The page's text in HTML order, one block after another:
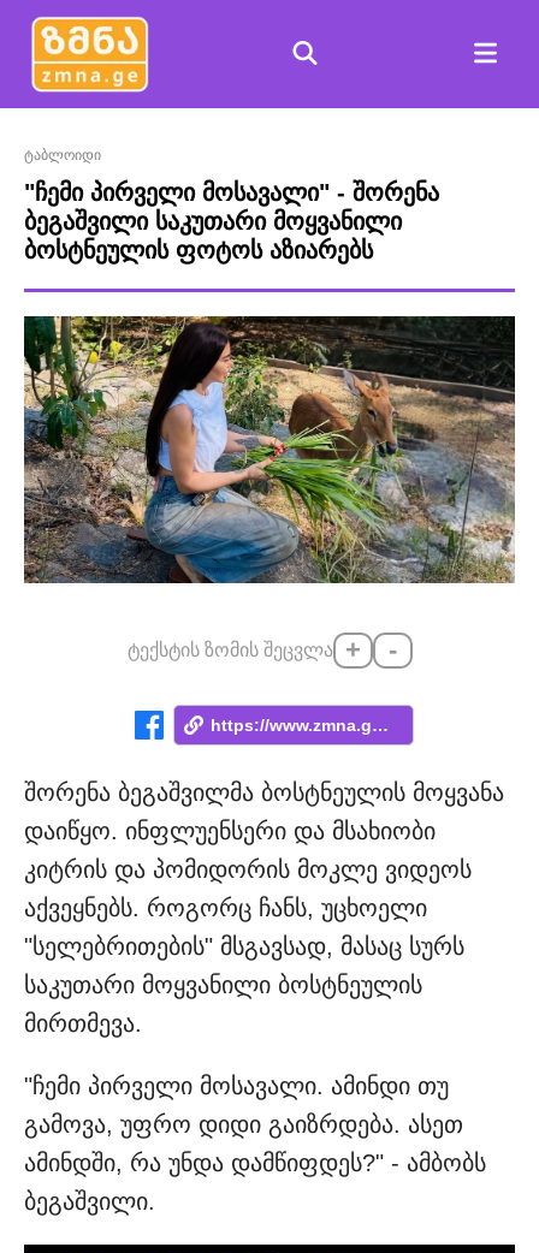
ტაბლოიდი
"ჩემი პირველი მოსავალი" - შორენა
ბეგაშვილი საკუთარი მოყვანილი
ბოსტნეულის ფოტოს აზიარებს
ტექსტის ზომის შეცვლა + -
https://www.zmna.ge/news/chemi-pirveli-m...
შორენა ბეგაშვილმა ბოსტნეულის მოყვანა
დაიწყო. ინფლუენსერი და მსახიობი
კიტრის და პომიდორის მოკლე ვიდეოს
აქვეყნებს. როგორც ჩანს, უცხოელი
"სელებრითების" მსგავსად, მასაც სურს
საკუთარი მოყვანილი ბოსტნეულის
მირთმევა.
"ჩემი პირველი მოსავალი. ამინდი თუ
გამოვა, უფრო დიდი გაიზრდება. ასეთ
ამინდში, რა უნდა დამწიფდეს?" - ამბობს
ბეგაშვილი.